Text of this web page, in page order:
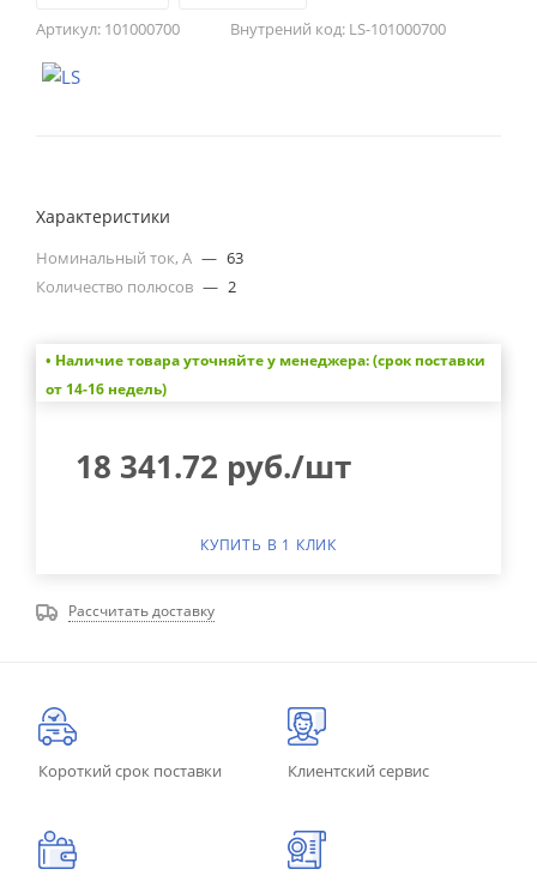
Артикул: 101000700 Внутрений код: LS-101000700
Характеристики
Номинальный ток, А — 63
Количество полюсов — 2
• Наличие товара уточняйте у менеджера: (срок поставки
от 14-16 недель)
18 341.72 руб./шт
КУПИТЬ В 1 КЛИК
Рассчитать доставку
Короткий срок поставки Клиентский сервис